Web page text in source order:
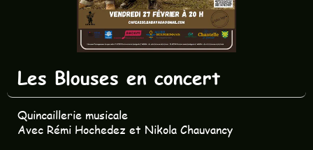
Les Blouses en concert
Quincaillerie musicale
Avec Rémi Hochedez et Nikola Chauvancy